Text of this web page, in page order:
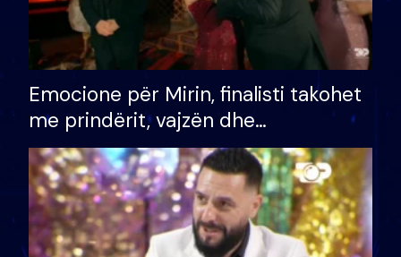
Emocione për Mirin, finalisti takohet
me prindërit, vajzën dhe
bashkëshorten: S’kemi ndonjë letër
divorci apo jo?